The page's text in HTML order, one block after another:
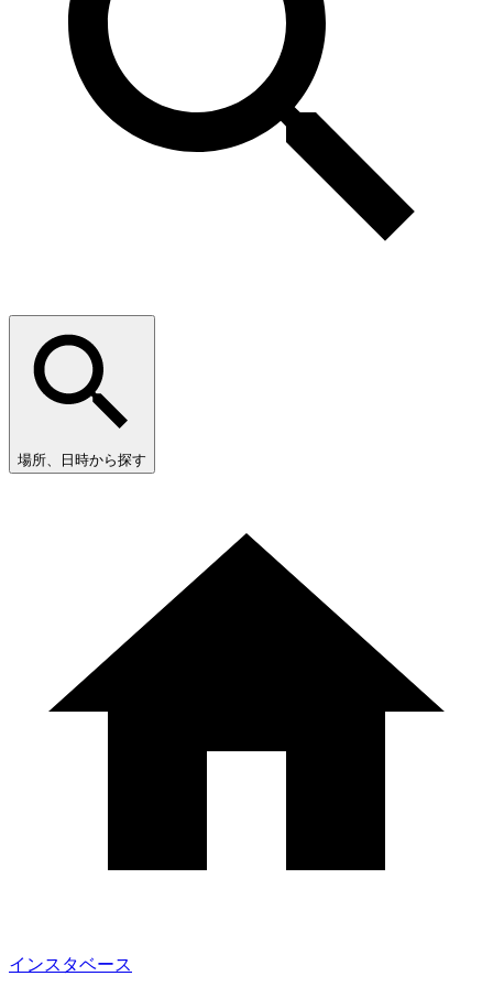
場所、日時から探す
インスタベース